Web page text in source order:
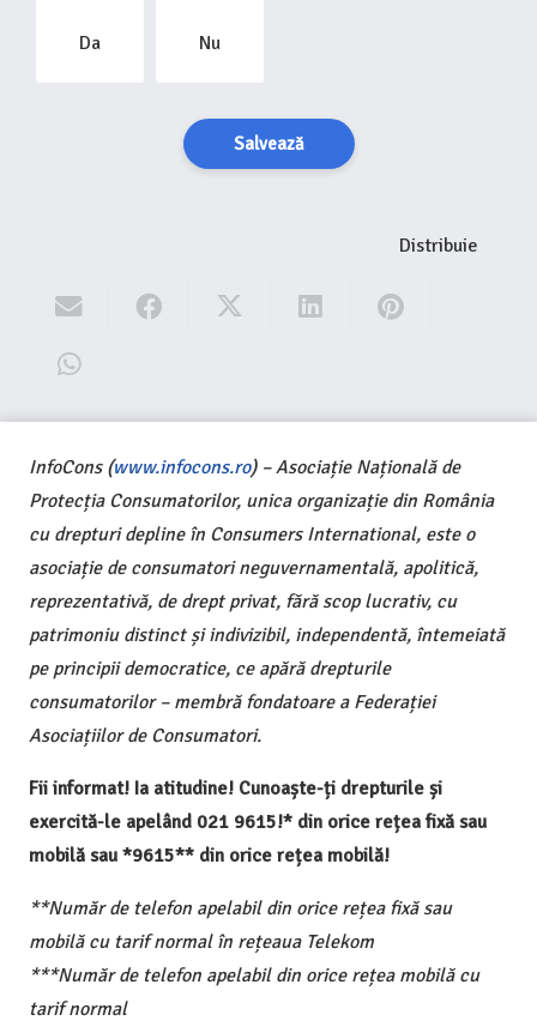
Da Nu
Salvează
Distribuie
InfoCons (www.infocons.ro) – Asociație Națională de
Protecția Consumatorilor, unica organizație din România
cu drepturi depline în Consumers International, este o
asociație de consumatori neguvernamentală, apolitică,
reprezentativă, de drept privat, fără scop lucrativ, cu
patrimoniu distinct și indivizibil, independentă, întemeiată
pe principii democratice, ce apără drepturile
consumatorilor – membră fondatoare a Federației
Asociațiilor de Consumatori.
Fii informat! Ia atitudine! Cunoaște-ți drepturile și
exercită-le apelând 021 9615!* din orice rețea fixă sau
mobilă sau *9615** din orice rețea mobilă!
**Număr de telefon apelabil din orice rețea fixă sau
mobilă cu tarif normal în rețeaua Telekom
***Număr de telefon apelabil din orice rețea mobilă cu
tarif normal